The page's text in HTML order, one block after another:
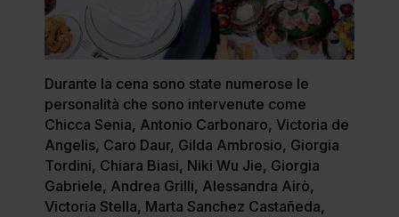
Durante la cena sono state numerose le
personalità che sono intervenute come
Chicca Senia, Antonio Carbonaro, Victoria de
Angelis, Caro Daur, Gilda Ambrosio, Giorgia
Tordini, Chiara Biasi, Niki Wu Jie, Giorgia
Gabriele, Andrea Grilli, Alessandra Airò,
Victoria Stella, Marta Sanchez Castañeda,